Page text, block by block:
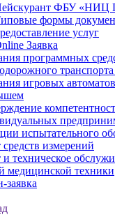
ФБУ «НИЦ
формы
услуг
Заявка
программных
игровых
испытательного
измерений
и техническое
медицинской техники
заявка